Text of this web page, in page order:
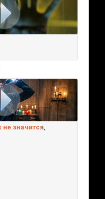
не значится,